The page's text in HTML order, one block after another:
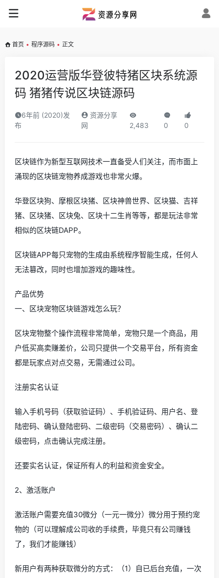
首页 • 程序源码 • 正文
2020运营版华登彼特猪区块系统源
码 猪猪传说区块链源码
6年前 (2020)发
布
资源分享
网
2,483 0 0
区块链作为新型互联网技术一直备受人们关注，而市面上
涌现的区块链宠物养成游戏也非常火爆。
华登区块狗、摩根区块猪、区块神兽世界、区块猫、吉祥
猪、区块猪、区块兔、区块十二生肖等等，都是玩法非常
相似的区块链DAPP。
区块链APP每只宠物的生成由系统程序智能生成，任何人
无法篡改，同时也增加游戏的趣味性。
产品优势
一、区块宠物区块链游戏怎么玩？
区块宠物整个操作流程非常简单，宠物只是一个商品，用
户低买高卖赚差价，公司只提供一个交易平台，所有资金
都是玩家点对点交易，无需通过公司。
注册实名认证
输入手机号码（获取验证码）、手机验证码、用户名、登
陆密码、确认登陆密码、二级密码（交易密码）、确认二
级密码，点击确认完成注册。
还要实名认证，保证所有人的利益和资金安全。
2、激活账户
激活账户需要充值30微分（一元一微分）微分用于预约宠
物的（可以理解成公司收的手续费，毕竟只有公司赚钱
了，我们才能赚钱）
新用户有两种获取微分的方式：（1）自已后台充值，一次